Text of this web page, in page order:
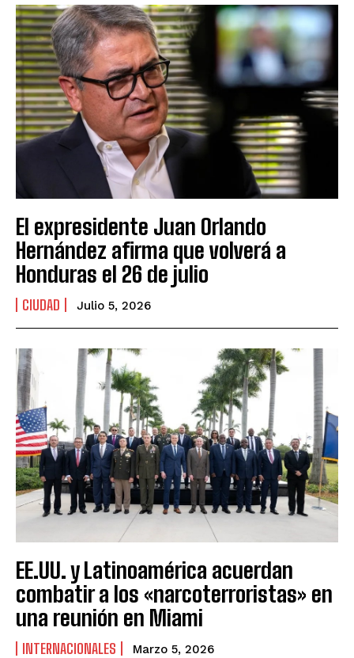
El expresidente Juan Orlando
Hernández afirma que volverá a
Honduras el 26 de julio
CIUDAD Julio 5, 2026
EE.UU. y Latinoamérica acuerdan
combatir a los «narcoterroristas» en
una reunión en Miami
INTERNACIONALES Marzo 5, 2026